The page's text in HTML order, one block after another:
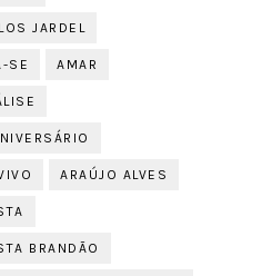
JARDEL
SE AMAR
ARAÚJO ALVES
BRANDÃO